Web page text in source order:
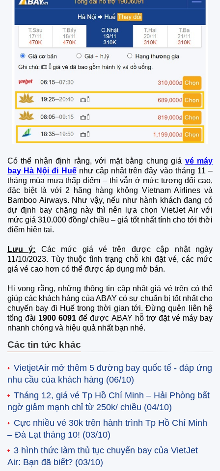
Có thể nhận định rằng, với mặt bằng chung giá vé máy
bay Hà Nội đi Huếnhư cập nhật trên đây vào tháng 11 –
tháng mùa mưa thấp điểm – thì vẫn ở mức tương đối cao,
đặc biệt là với 2 hãng hàng không Vietnam Airlines và
Bamboo Airways. Như vậy, nếu như hành khách đang có
dự định bay chặng này thì nên lựa chọn VietJet Air với
mức giá 310.000 đồng/ chiều – giá tốt nhất tính cho tới thời
điểm hiện tại.
Lưu ý: Các mức giá vé trên được cập nhật ngày
11/10/2023. Tùy thuộc tình trạng chỗ khi đặt vé, các mức
giá vé cao hơn có thể được áp dụng mở bán.
Hi vọng rằng, những thông tin cập nhật giá vé trên có thể
giúp các khách hàng của ABAY có sự chuẩn bị tốt nhất cho
chuyến bay đi Huế trong thời gian tới. Đừng quên liên hệ
tổng đài 1900 6091 để được ABAY hỗ trợ đặt vé máy bay
nhanh chóng và hiệu quả nhất bạn nhé.
Các tin tức khác
VietjetAir mở thêm 5 đường bay quốc tế - đáp ứng
nhu cầu của khách hàng (06/10)
Tháng 12, giá vé Tp Hồ Chí Minh – Hải Phòng bất
ngờ giảm mạnh chỉ từ 250k/ chiều (04/10)
Cực nhiều vé 30k trên hành trình Tp Hồ Chí Minh
– Đà Lạt tháng 10! (03/10)
3 hình thức làm thủ tục chuyến bay của VietJet
Air: Bạn đã biết? (03/10)